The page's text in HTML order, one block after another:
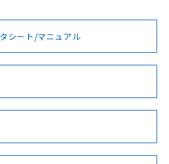
利用いただく前に、以下を必ずお読
・凡例
Cd Cr(VI)
シート/マニュアル